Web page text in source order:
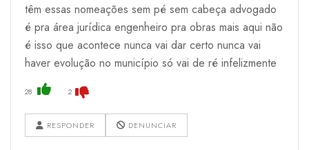
têm essas nomeações sem pé sem cabeça advogado
é pra área jurídica engenheiro pra obras mais aqui não
é isso que acontece nunca vai dar certo nunca vai
haver evolução no município só vai de ré infelizmente
28 2
RESPONDER DENUNCIAR